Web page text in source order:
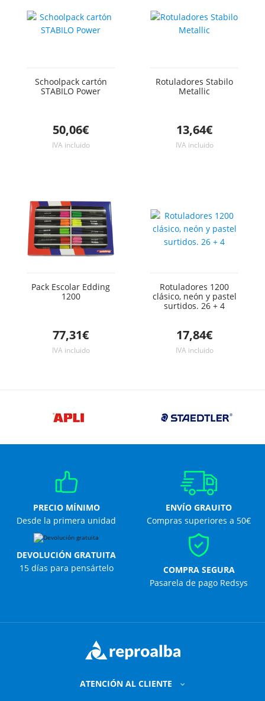
Schoolpack cartón
STABILO Power
50,06€
IVA incluido
Rotuladores Stabilo
Metallic
13,64€
IVA incluido
Pack Escolar Edding
1200
77,31€
IVA incluido
Rotuladores 1200
clásico, neón y pastel
surtidos. 26 + 4
17,84€
IVA incluido
PRECIO MÍNIMO
Desde la primera unidad
ENVÍO GRAUITO
Compras superiores a 50€
DEVOLUCIÓN GRATUITA
15 días para pensártelo
COMPRA SEGURA
Pasarela de pago Redsys
ATENCIÓN AL CLIENTE